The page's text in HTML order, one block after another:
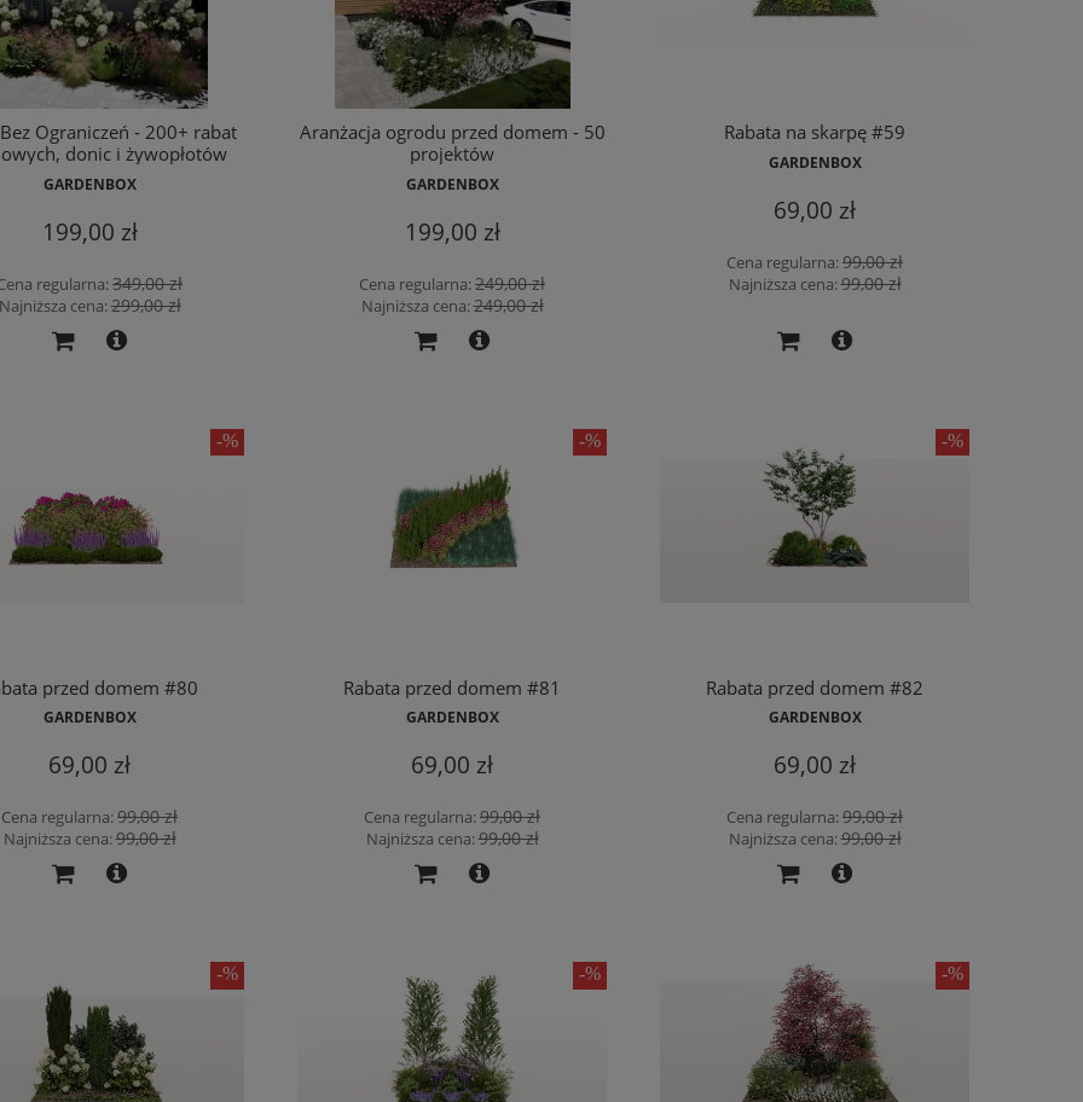
Ograniczeń - 200+ rabat
donic i żywopłotów
GARDENBOX
199,00 zł
regularna:349,00 zł
cena:299,00 zł
Aranżacja ogrodu przed domem - 50
projektów
GARDENBOX
199,00 zł
Cena regularna:249,00 zł
Najniższa cena:249,00 zł
Rabata na skarpę #59
GARDENBOX
69,00 zł
Cena regularna:99,00 zł
Najniższa cena:99,00 zł
przed domem #80
GARDENBOX
69,00 zł
Cena regularna:99,00 zł
Najniższa cena:99,00 zł
Rabata przed domem #81
GARDENBOX
69,00 zł
Cena regularna:99,00 zł
Najniższa cena:99,00 zł
Rabata przed domem #82
GARDENBOX
69,00 zł
Cena regularna:99,00 zł
Najniższa cena:99,00 zł